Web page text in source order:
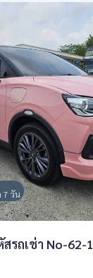
7 วัน
รถเช่า No-62-